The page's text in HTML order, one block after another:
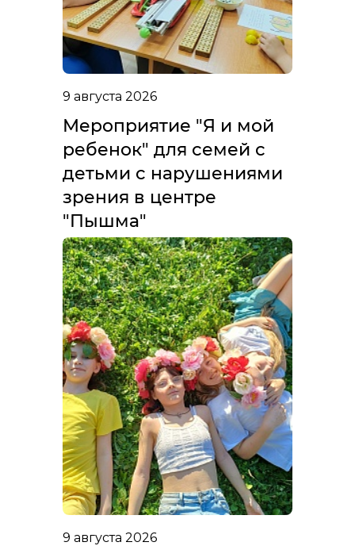
9 августа 2026
Мероприятие "Я и мой
ребенок" для семей с
детьми с нарушениями
зрения в центре
"Пышма"
9 августа 2026